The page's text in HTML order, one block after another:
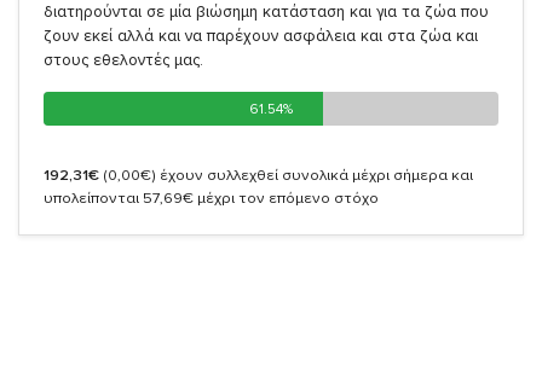
διατηρούνται σε μία βιώσημη κατάσταση και για τα ζώα που
ζουν εκεί αλλά και να παρέχουν ασφάλεια και στα ζώα και
στους εθελοντές μας.
61.54%
61.54%
192,31€ (0,00€) έχουν συλλεχθεί συνολικά μέχρι σήμερα και
υπολείπονται 57,69€ μέχρι τον επόμενο στόχο